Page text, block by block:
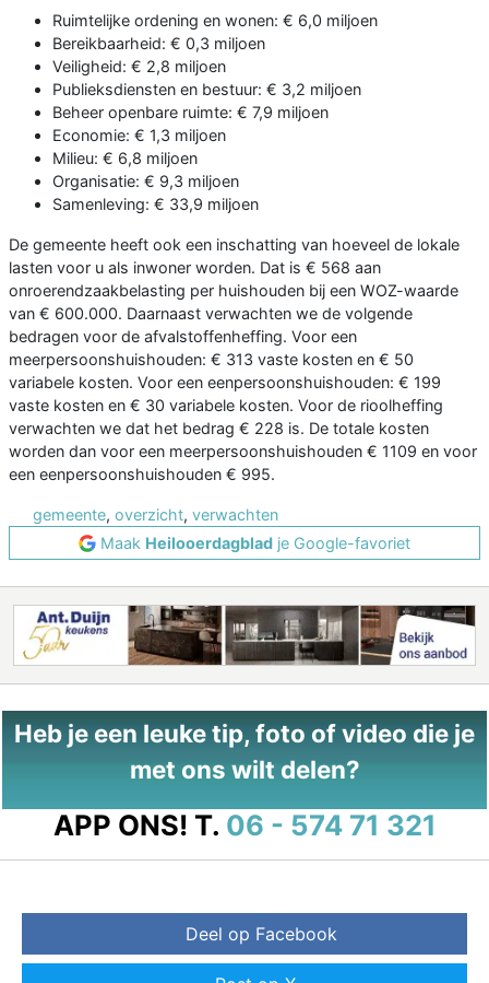
Ruimtelijke ordening en wonen: € 6,0 miljoen
Bereikbaarheid: € 0,3 miljoen
Veiligheid: € 2,8 miljoen
Publieksdiensten en bestuur: € 3,2 miljoen
Beheer openbare ruimte: € 7,9 miljoen
Economie: € 1,3 miljoen
Milieu: € 6,8 miljoen
Organisatie: € 9,3 miljoen
Samenleving: € 33,9 miljoen
De gemeente heeft ook een inschatting van hoeveel de lokale
lasten voor u als inwoner worden. Dat is € 568 aan
onroerendzaakbelasting per huishouden bij een WOZ-waarde
van € 600.000. Daarnaast verwachten we de volgende
bedragen voor de afvalstoffenheffing. Voor een
meerpersoonshuishouden: € 313 vaste kosten en € 50
variabele kosten. Voor een eenpersoonshuishouden: € 199
vaste kosten en € 30 variabele kosten. Voor de rioolheffing
verwachten we dat het bedrag € 228 is. De totale kosten
worden dan voor een meerpersoonshuishouden € 1109 en voor
een eenpersoonshuishouden € 995.
gemeente, overzicht, verwachten
Maak Heilooerdagblad je Google-favoriet
Heb je een leuke tip, foto of video die je
met ons wilt delen?
APP ONS! T. 06 - 574 71 321
Deel op Facebook